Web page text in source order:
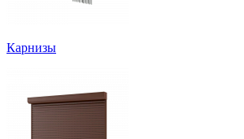
Карнизы